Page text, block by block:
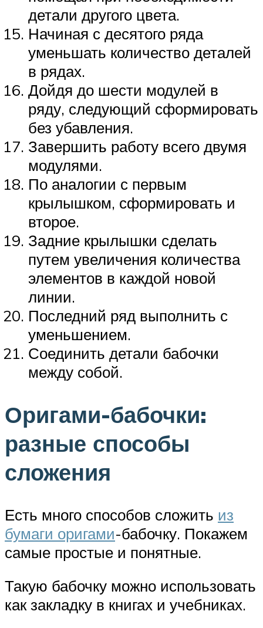
детали другого цвета.
Начиная с десятого ряда
уменьшать количество деталей
в рядах.
Дойдя до шести модулей в
ряду, следующий сформировать
без убавления.
Завершить работу всего двумя
модулями.
По аналогии с первым
крылышком, сформировать и
второе.
Задние крылышки сделать
путем увеличения количества
элементов в каждой новой
линии.
Последний ряд выполнить с
уменьшением.
Соединить детали бабочки
между собой.
Оригами-бабочки:
разные способы
сложения
Есть много способов сложить из
бумаги оригами-бабочку. Покажем
самые простые и понятные.
Такую бабочку можно использовать
как закладку в книгах и учебниках.